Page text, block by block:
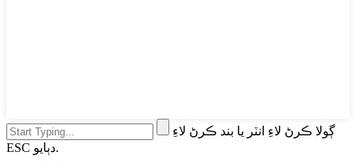
ڳولا ڪرڻ لاءِ انٽر يا بند ڪرڻ لاءِ
ESC دٻايو.